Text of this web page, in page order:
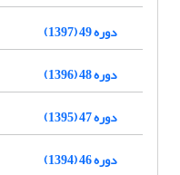
دوره 49 (1397)
دوره 48 (1396)
دوره 47 (1395)
دوره 46 (1394)